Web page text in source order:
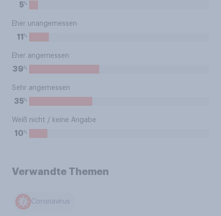
5%
Eher unangemessen
11 %
Eher angemessen
39%
Sehr angemessen
35%
Weiß nicht / keine Angabe
10%
Verwandte Themen
Coronavirus